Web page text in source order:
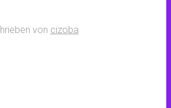
von cizoba